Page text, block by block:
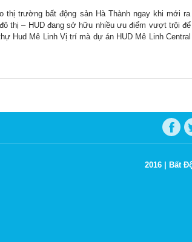
thị trường bất động sản Hà Thành ngay khi mới ra
thị – HUD đang sở hữu nhiều ưu điểm vượt trội để
Hud Mê Linh Vị trí mà dự án HUD Mê Linh
2016 | Bất